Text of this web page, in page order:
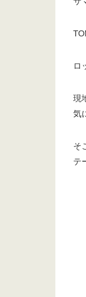
ロ
現
気
そ
テ